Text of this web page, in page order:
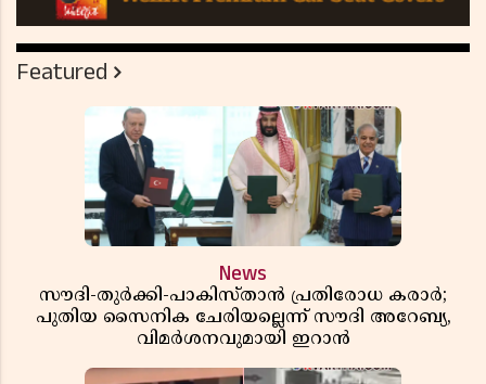
Featured
News
സൗദി-തുർക്കി-പാകിസ്താൻ പ്രതിരോധ കരാർ;
പുതിയ സൈനിക ചേരിയല്ലെന്ന് സൗദി അറേബ്യ,
വിമർശനവുമായി ഇറാൻ